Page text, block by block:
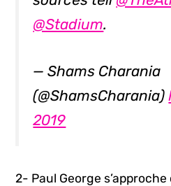
@Stadium.
— Shams Charania
(@ShamsCharania)
2019
2- Paul George